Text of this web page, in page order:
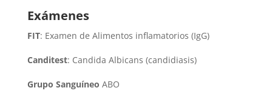
Exámenes
FIT: Examen de Alimentos inflamatorios (IgG)
Canditest: Candida Albicans (candidiasis)
Grupo Sanguíneo ABO